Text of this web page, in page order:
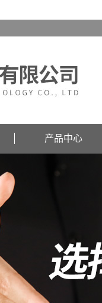
产品中心